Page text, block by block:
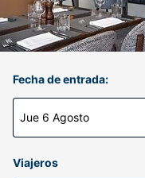
Fecha de entrada:
Jue 6 Agosto
Viajeros